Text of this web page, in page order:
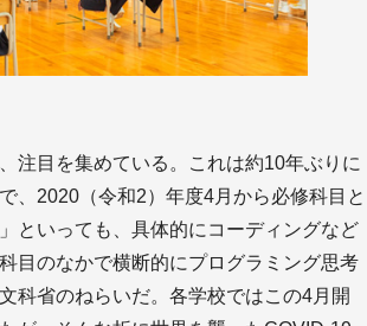
注目を集めている。これは約10年ぶりに
、2020（令和2）年度4月から必修科目と
といっても、具体的にコーディングなど
目のなかで横断的にプログラミング思考
科省のねらいだ。各学校ではこの4月開